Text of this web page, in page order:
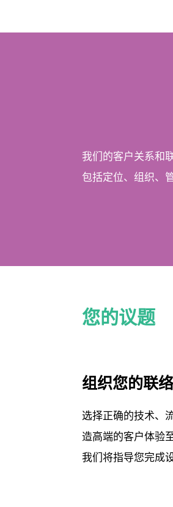
我们的客户关系和
包括定位、组织、
您的议题
组织您的联
选择正确的技术、
造高端的客户体验
我们将指导您完成